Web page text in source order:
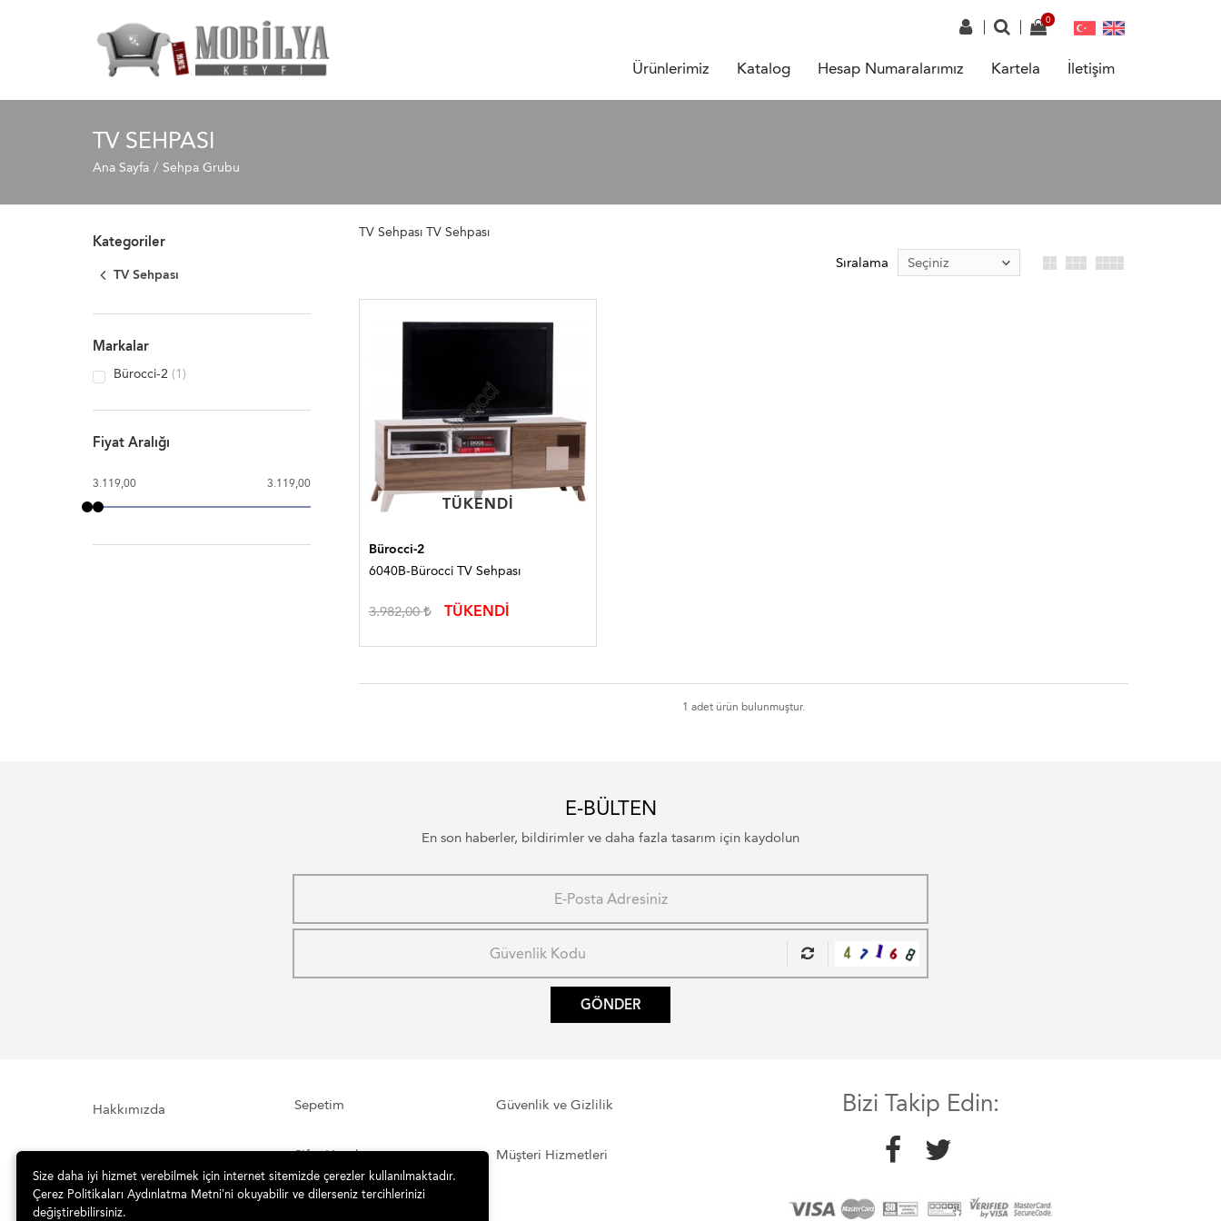
Ürünlerimiz Katalog Hesap Numaralarımız Kartela İletişim
TV SEHPASI
Ana Sayfa Sehpa Grubu
Kategoriler
TV Sehpası
Markalar
Bürocci-2 (1)
Fiyat Aralığı
3.119,00 3.119,00
TV Sehpası TV Sehpası
Sıralama
TÜKENDI
TÜKENDI
Bürocci-2
6040B-Bürocci TV Sehpası
3.982,00 TÜKENDİ
1 adet ürün bulunmuştur.
E-BÜLTEN
En son haberler, bildirimler ve daha fazla tasarım için kaydolun
GÖNDER
Hakkımızda
Sipariş Takibi
Sepetim
Şifre Hatırlatma
Güvenlik ve Gizlilik
Müşteri Hizmetleri
Bizi Takip Edin:
Size daha iyi hizmet verebilmek için internet sitemizde çerezler kullanılmaktadır.
Çerez Politikaları Aydınlatma Metni’ni okuyabilir ve dilerseniz tercihlerinizi
değiştirebilirsiniz.